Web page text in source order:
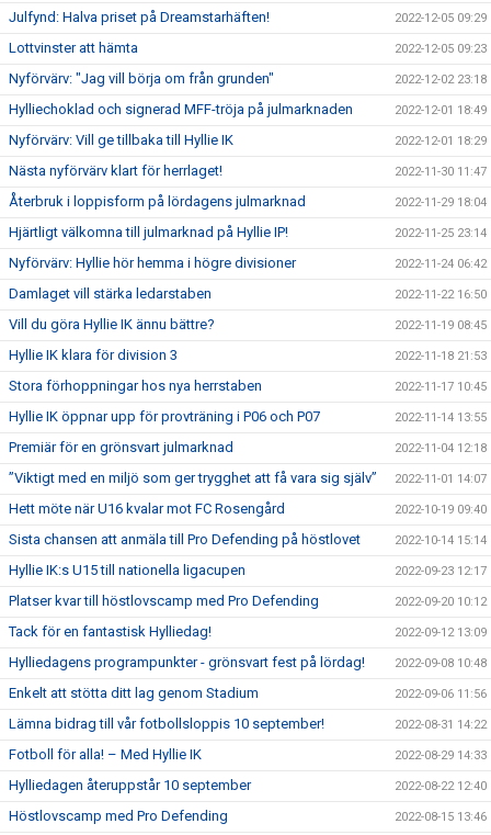
Julfynd: Halva priset på Dreamstarhäften! 2022-12-05 09:29
Lottvinster att hämta 2022-12-05 09:23
Nyförvärv: "Jag vill börja om från grunden" 2022-12-02 23:18
Hylliechoklad och signerad MFF-tröja på julmarknaden 2022-12-01 18:49
Nyförvärv: Vill ge tillbaka till Hyllie IK 2022-12-01 18:29
Nästa nyförvärv klart för herrlaget! 2022-11-30 11:47
Återbruk i loppisform på lördagens julmarknad 2022-11-29 18:04
Hjärtligt välkomna till julmarknad på Hyllie IP! 2022-11-25 23:14
Nyförvärv: Hyllie hör hemma i högre divisioner 2022-11-24 06:42
Damlaget vill stärka ledarstaben 2022-11-22 16:50
Vill du göra Hyllie IK ännu bättre? 2022-11-19 08:45
Hyllie IK klara för division 3 2022-11-18 21:53
Stora förhoppningar hos nya herrstaben 2022-11-17 10:45
Hyllie IK öppnar upp för provträning i P06 och P07 2022-11-14 13:55
Premiär för en grönsvart julmarknad 2022-11-04 12:18
”Viktigt med en miljö som ger trygghet att få vara sig själv” 2022-11-01 14:07
Hett möte när U16 kvalar mot FC Rosengård 2022-10-19 09:40
Sista chansen att anmäla till Pro Defending på höstlovet 2022-10-14 15:14
Hyllie IK:s U15 till nationella ligacupen 2022-09-23 12:17
Platser kvar till höstlovscamp med Pro Defending 2022-09-20 10:12
Tack för en fantastisk Hylliedag! 2022-09-12 13:09
Hylliedagens programpunkter - grönsvart fest på lördag! 2022-09-08 10:48
Enkelt att stötta ditt lag genom Stadium 2022-09-06 11:56
Lämna bidrag till vår fotbollsloppis 10 september! 2022-08-31 14:22
Fotboll för alla! – Med Hyllie IK 2022-08-29 14:33
Hylliedagen återuppstår 10 september 2022-08-22 12:40
Höstlovscamp med Pro Defending 2022-08-15 13:46